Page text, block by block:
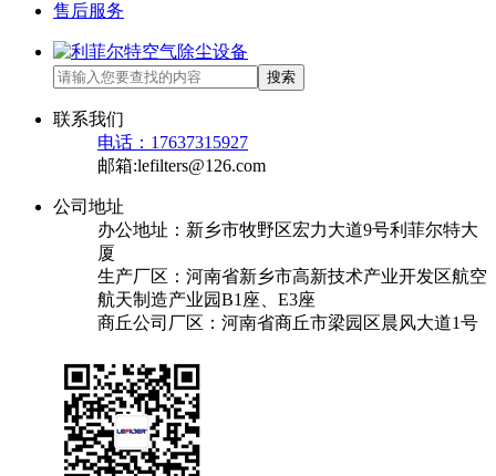
售后服务
搜索
联系我们
电话：17637315927
邮箱:lefilters@126.com
公司地址
办公地址：新乡市牧野区宏力大道9号利菲尔特大
厦
生产厂区：河南省新乡市高新技术产业开发区航空
航天制造产业园B1座、E3座
商丘公司厂区：河南省商丘市梁园区晨风大道1号